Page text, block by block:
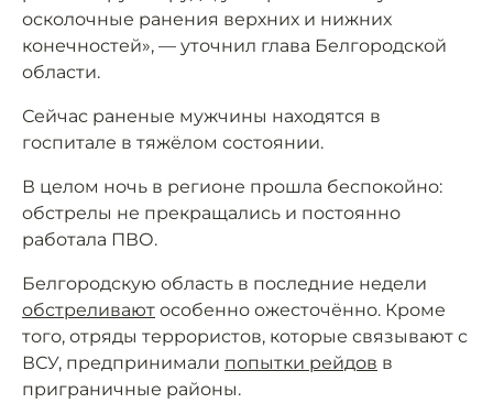
осколочные ранения верхних и нижних
конечностей», — уточнил глава Белгородской
области.
Сейчас раненые мужчины находятся в
госпитале в тяжёлом состоянии.
В целом ночь в регионе прошла беспокойно:
обстрелы не прекращались и постоянно
работала ПВО.
Белгородскую область в последние недели
обстреливают особенно ожесточённо. Кроме
того, отряды террористов, которые связывают с
ВСУ, предпринимали попытки рейдов в
приграничные районы.